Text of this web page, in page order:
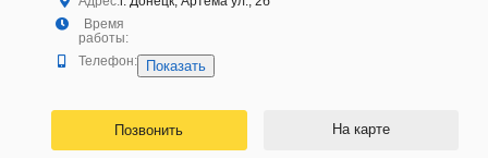
Время
работы:
Телефон:
Показать
Позвонить На карте